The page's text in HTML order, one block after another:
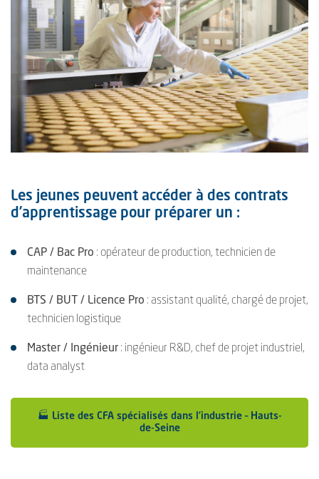
Les jeunes peuvent accéder à des contrats
d’apprentissage pour préparer un :
CAP / Bac Pro : opérateur de production, technicien de
maintenance
BTS / BUT / Licence Pro : assistant qualité, chargé de projet,
technicien logistique
Master / Ingénieur : ingénieur R&D, chef de projet industriel,
data analyst
🏭 Liste des CFA spécialisés dans l’industrie – Hauts-
de-Seine